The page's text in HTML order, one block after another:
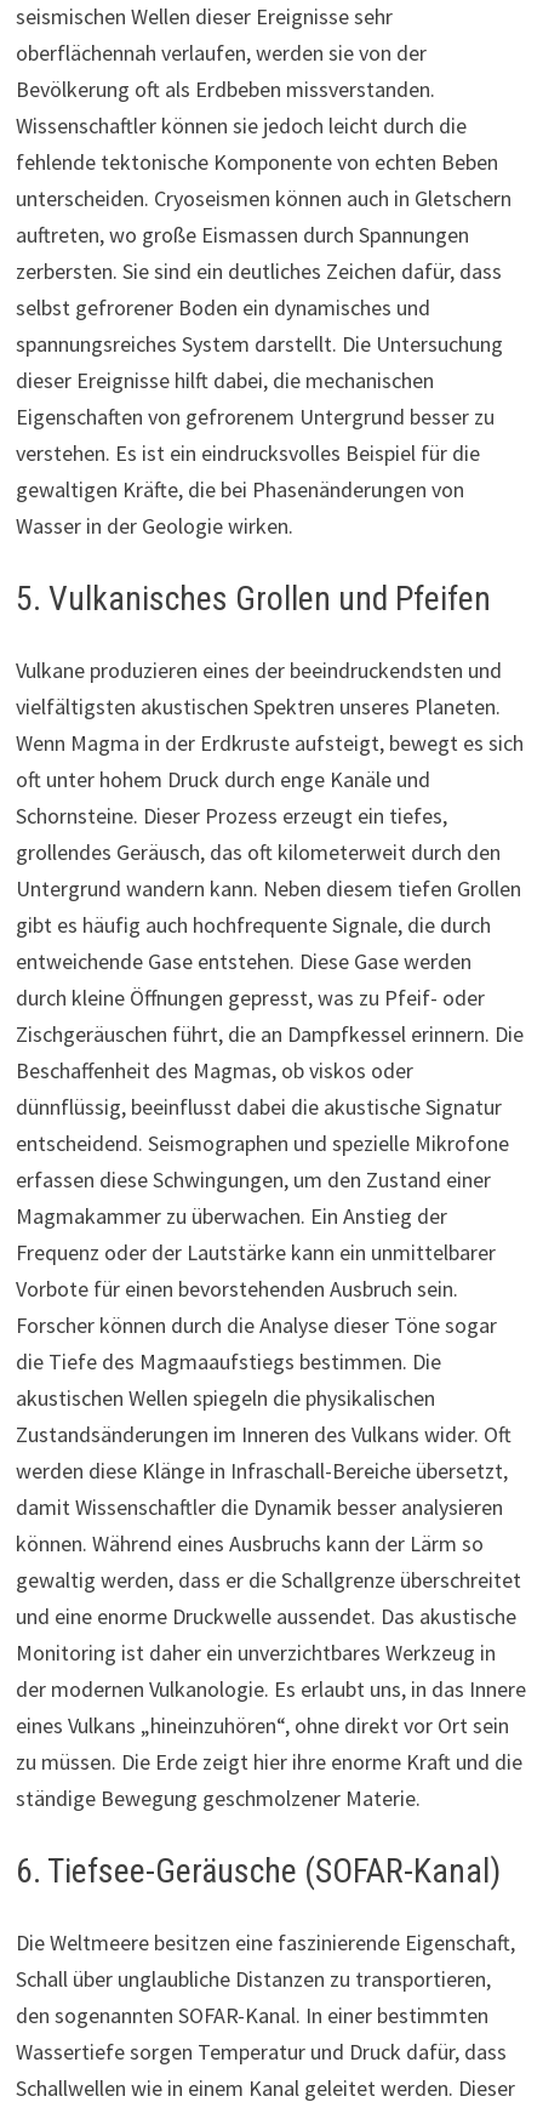
seismischen Wellen dieser Ereignisse sehr
oberflächennah verlaufen, werden sie von der
Bevölkerung oft als Erdbeben missverstanden.
Wissenschaftler können sie jedoch leicht durch die
fehlende tektonische Komponente von echten Beben
unterscheiden. Cryoseismen können auch in Gletschern
auftreten, wo große Eismassen durch Spannungen
zerbersten. Sie sind ein deutliches Zeichen dafür, dass
selbst gefrorener Boden ein dynamisches und
spannungsreiches System darstellt. Die Untersuchung
dieser Ereignisse hilft dabei, die mechanischen
Eigenschaften von gefrorenem Untergrund besser zu
verstehen. Es ist ein eindrucksvolles Beispiel für die
gewaltigen Kräfte, die bei Phasenänderungen von
Wasser in der Geologie wirken.
5. Vulkanisches Grollen und Pfeifen
Vulkane produzieren eines der beeindruckendsten und
vielfältigsten akustischen Spektren unseres Planeten.
Wenn Magma in der Erdkruste aufsteigt, bewegt es sich
oft unter hohem Druck durch enge Kanäle und
Schornsteine. Dieser Prozess erzeugt ein tiefes,
grollendes Geräusch, das oft kilometerweit durch den
Untergrund wandern kann. Neben diesem tiefen Grollen
gibt es häufig auch hochfrequente Signale, die durch
entweichende Gase entstehen. Diese Gase werden
durch kleine Öffnungen gepresst, was zu Pfeif- oder
Zischgeräuschen führt, die an Dampfkessel erinnern. Die
Beschaffenheit des Magmas, ob viskos oder
dünnflüssig, beeinflusst dabei die akustische Signatur
entscheidend. Seismographen und spezielle Mikrofone
erfassen diese Schwingungen, um den Zustand einer
Magmakammer zu überwachen. Ein Anstieg der
Frequenz oder der Lautstärke kann ein unmittelbarer
Vorbote für einen bevorstehenden Ausbruch sein.
Forscher können durch die Analyse dieser Töne sogar
die Tiefe des Magmaaufstiegs bestimmen. Die
akustischen Wellen spiegeln die physikalischen
Zustandsänderungen im Inneren des Vulkans wider. Oft
werden diese Klänge in Infraschall-Bereiche übersetzt,
damit Wissenschaftler die Dynamik besser analysieren
können. Während eines Ausbruchs kann der Lärm so
gewaltig werden, dass er die Schallgrenze überschreitet
und eine enorme Druckwelle aussendet. Das akustische
Monitoring ist daher ein unverzichtbares Werkzeug in
der modernen Vulkanologie. Es erlaubt uns, in das Innere
eines Vulkans „hineinzuhören“, ohne direkt vor Ort sein
zu müssen. Die Erde zeigt hier ihre enorme Kraft und die
ständige Bewegung geschmolzener Materie.
6. Tiefsee-Geräusche (SOFAR-Kanal)
Die Weltmeere besitzen eine faszinierende Eigenschaft,
Schall über unglaubliche Distanzen zu transportieren,
den sogenannten SOFAR-Kanal. In einer bestimmten
Wassertiefe sorgen Temperatur und Druck dafür, dass
Schallwellen wie in einem Kanal geleitet werden. Dieser